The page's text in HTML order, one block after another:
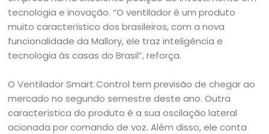
tecnologia e inovação. “O ventilador é um produto
muito característico dos brasileiros, com a nova
funcionalidade da Mallory, ele traz inteligência e
tecnologia às casas do Brasil”, reforça.
O Ventilador Smart Control tem previsão de chegar ao
mercado no segundo semestre deste ano. Outra
característica do produto é a sua oscilação lateral
acionada por comando de voz. Além disso, ele conta